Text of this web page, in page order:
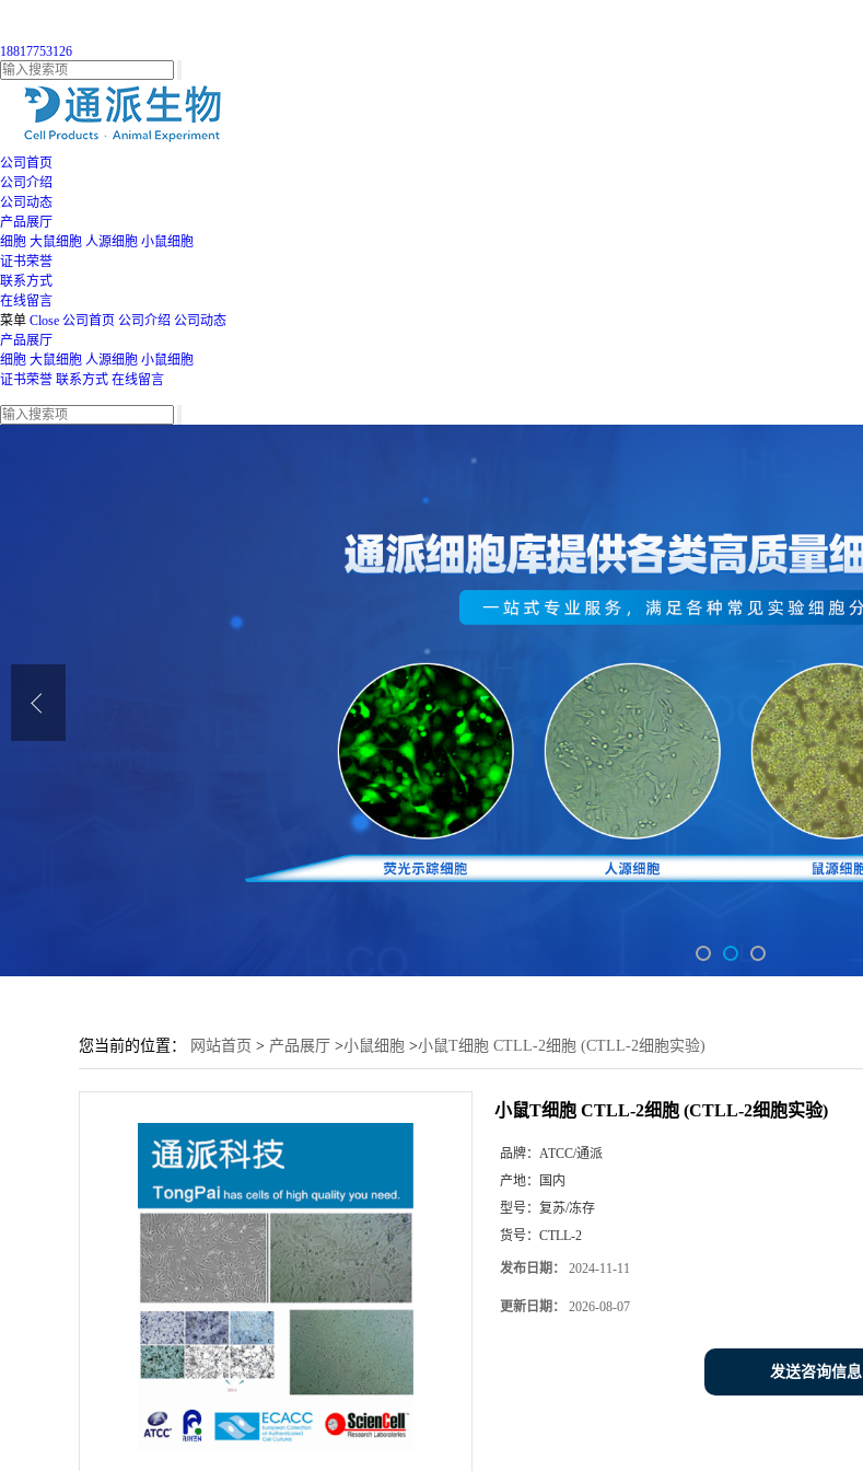
18817753126
公司首页
公司介绍
公司动态
产品展厅
细胞 大鼠细胞 人源细胞 小鼠细胞
证书荣誉
联系方式
在线留言
菜单 Close 公司首页 公司介绍 公司动态
产品展厅
细胞 大鼠细胞 人源细胞 小鼠细胞
证书荣誉 联系方式 在线留言
您当前的位置： 网站首页 > 产品展厅 >小鼠细胞 >小鼠T细胞 CTLL-2细胞 (CTLL-2细胞实验)
小鼠T细胞 CTLL-2细胞 (CTLL-2细胞实验)
品牌： ATCC/通派
产地：
国内
型号： 复苏/冻存
货号： CTLL-2
发布日期： 2024-11-11
更新日期： 2026-08-07
发送咨询信息